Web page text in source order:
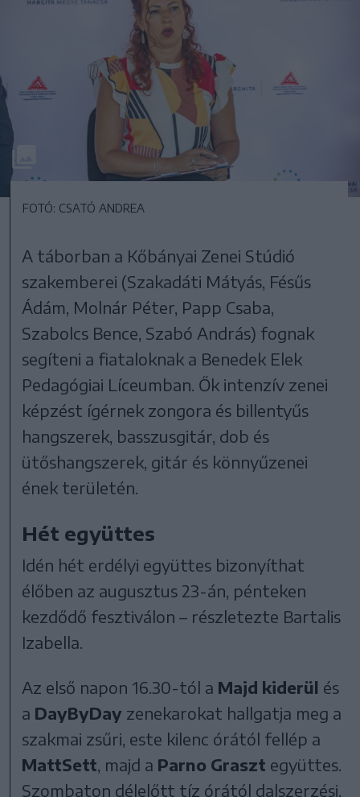
FOTÓ: CSATÓ ANDREA
A táborban a Kőbányai Zenei Stúdió
szakemberei (Szakadáti Mátyás, Fésűs
Ádám, Molnár Péter, Papp Csaba,
Szabolcs Bence, Szabó András) fognak
segíteni a fiataloknak a Benedek Elek
Pedagógiai Líceumban. Ők intenzív zenei
képzést ígérnek zongora és billentyűs
hangszerek, basszusgitár, dob és
ütőshangszerek, gitár és könnyűzenei
ének területén.
Hét együttes
Idén hét erdélyi együttes bizonyíthat
élőben az augusztus 23-án, pénteken
kezdődő fesztiválon – részletezte Bartalis
Izabella.
Az első napon 16.30-tól a Majd kiderül és
a DayByDay zenekarokat hallgatja meg a
szakmai zsűri, este kilenc órától fellép a
MattSett, majd a Parno Graszt együttes.
Szombaton délelőtt tíz órától dalszerzési,